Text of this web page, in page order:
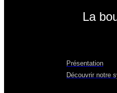
La
Présentation
Découvrir notre